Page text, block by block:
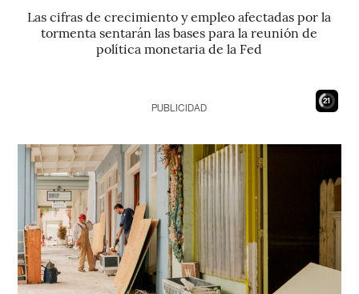
Las cifras de crecimiento y empleo afectadas por la
tormenta sentarán las bases para la reunión de
política monetaria de la Fed
20
PUBLICIDAD